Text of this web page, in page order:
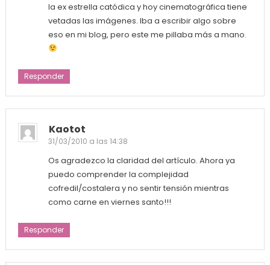
la ex estrella catódica y hoy cinematográfica tiene
vetadas las imágenes. Iba a escribir algo sobre
eso en mi blog, pero este me pillaba más a mano.
Responder
Kaotot
31/03/2010 a las 14:38
Os agradezco la claridad del artículo. Ahora ya
puedo comprender la complejidad
cofredil/costalera y no sentir tensión mientras
como carne en viernes santo!!!
Responder